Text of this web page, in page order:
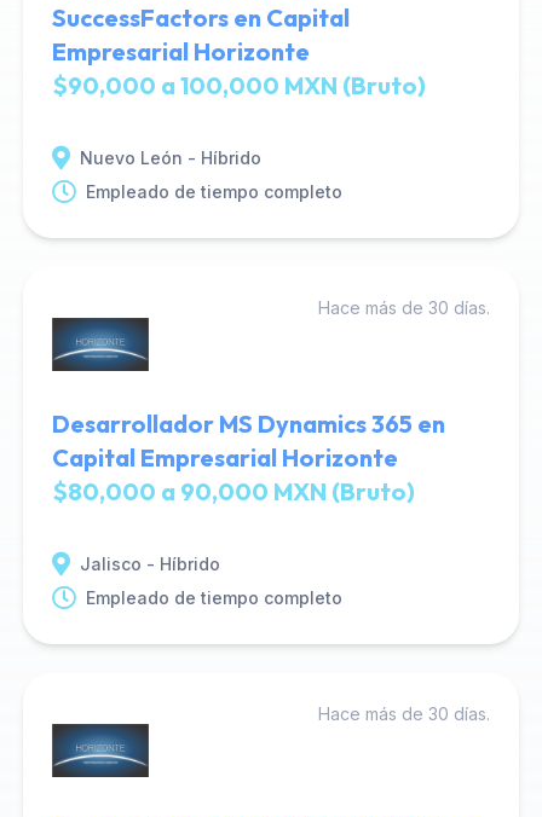
SuccessFactors en Capital
Empresarial Horizonte
$90,000 a 100,000 MXN (Bruto)
Nuevo León - Híbrido
Empleado de tiempo completo
Hace más de 30 días.
Desarrollador MS Dynamics 365 en
Capital Empresarial Horizonte
$80,000 a 90,000 MXN (Bruto)
Jalisco - Híbrido
Empleado de tiempo completo
Hace más de 30 días.